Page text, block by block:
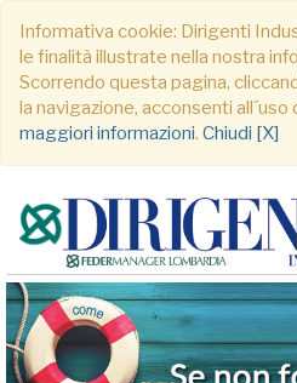
Informativa cookie: Dirigenti
le finalità illustrate nella nostra
Scorrendo questa pagina,
la navigazione, acconsenti all´uso
maggiori informazioni. Chiudi [X]